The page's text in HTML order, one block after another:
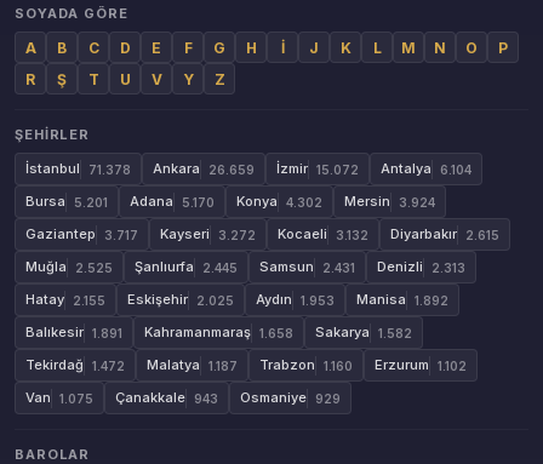
SOYADA GÖRE
A B C D E F G H İ J K L M N O
P
R
Ş T U V Y Z
ŞEHIRLER
İstanbul
71.378 Ankara 26.659 İzmir 15.072 Antalya 6.104
Bursa 5.201 Adana 5.170 Konya 4.302 Mersin 3.924
Gaziantep 3.717 Kayseri 3.272 Kocaeli 3.132 Diyarbakır 2.615
Muğla 2.525 Şanlıurfa 2.445 Samsun 2.431 Denizli 2.313
Hatay 2.155 Eskişehir 2.025 Aydın 1.953 Manisa 1.892
Balıkesir 1.891 Kahramanmaraş 1.658 Sakarya 1.582
Tekirdağ 1.472 Malatya 1.187 Trabzon 1.160 Erzurum 1.102
Van 1.075 Çanakkale 943 Osmaniye 929
BAROLAR